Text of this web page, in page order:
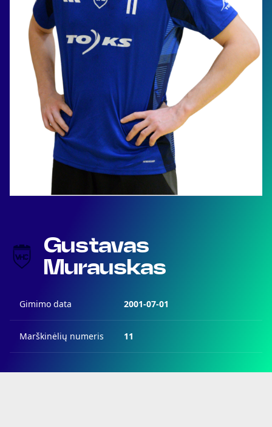
Gustavas
Murauskas
Gimimo data 2001-07-01
Marškinėlių numeris 11